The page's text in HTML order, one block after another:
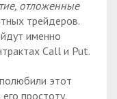
отложенные
трейдеров.
именно
Call и Put.
этот
простоту.